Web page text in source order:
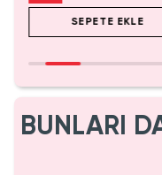
SEPETE EKLE
BUNLARI